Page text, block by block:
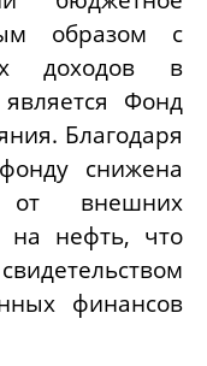
образом с
доходов в
Фонд
Благодаря
снижена
от внешних
на нефть, что
финансов